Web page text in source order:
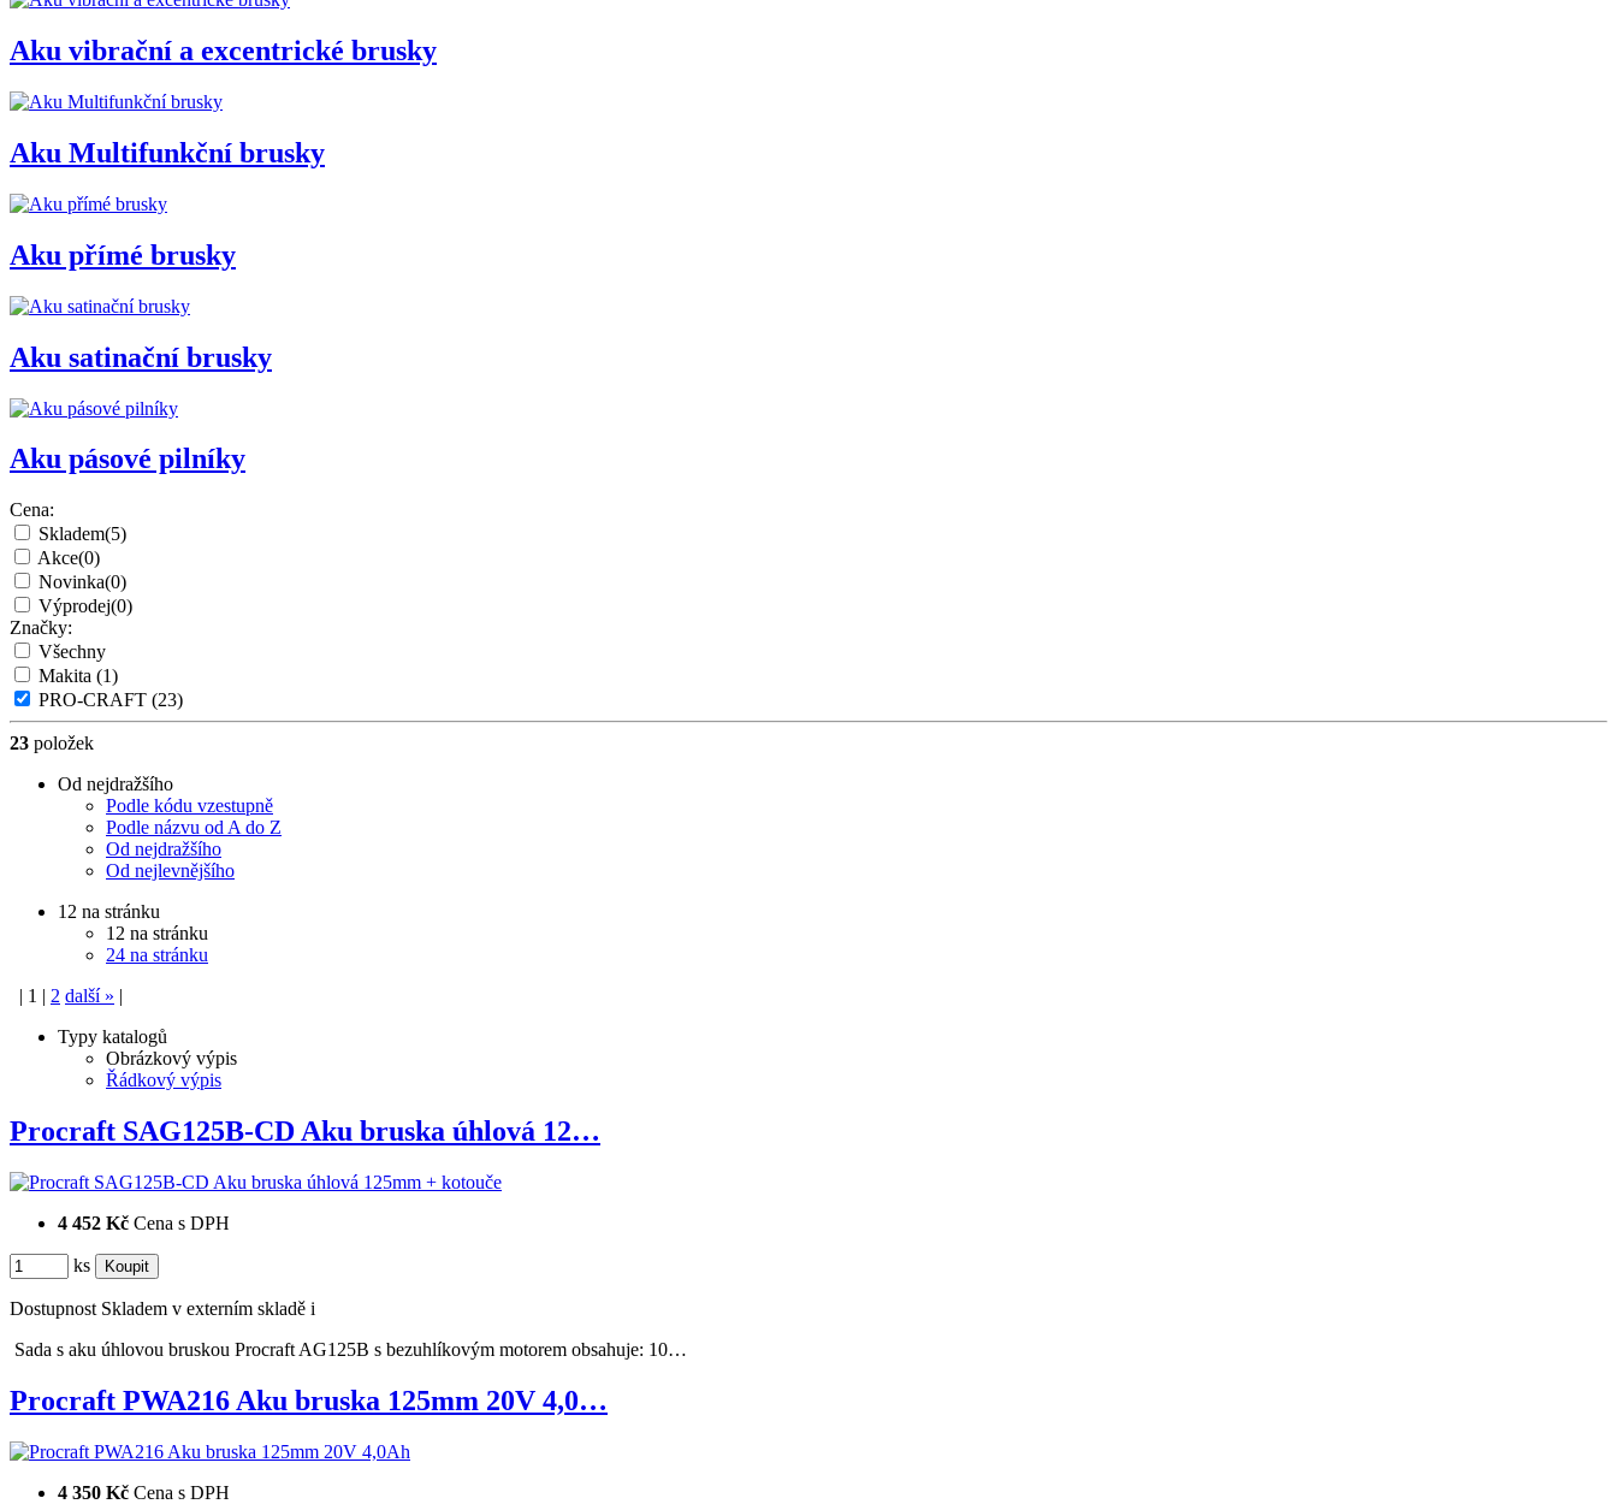
Aku vibrační a excentrické brusky
Aku Multifunkční brusky
Aku přímé brusky
Aku satinační brusky
Aku pásové pilníky
Cena:
Skladem(5)
Akce(0)
Novinka(0)
Výprodej(0)
Značky:
Všechny
Makita (1)
PRO-CRAFT (23)
23 položek
Od nejdražšího
Podle kódu vzestupně
Podle názvu od A do Z
Od nejdražšího
Od nejlevnějšího
12 na stránku
12 na stránku
24 na stránku
| 1 | 2 další» |
Typy katalogů
Obrázkový výpis
Řádkový výpis
Procraft SAG125B-CD Aku bruska úhlová 12…
4 452 Kč Cena s DPH
ks
Dostupnost Skladem v externím skladě i
Sada s aku úhlovou bruskou Procraft AG125B s bezuhlíkovým motorem obsahuje: 10…
Procraft PWA216 Aku bruska 125mm 20V 4,0…
4 350 Kč Cena s DPH